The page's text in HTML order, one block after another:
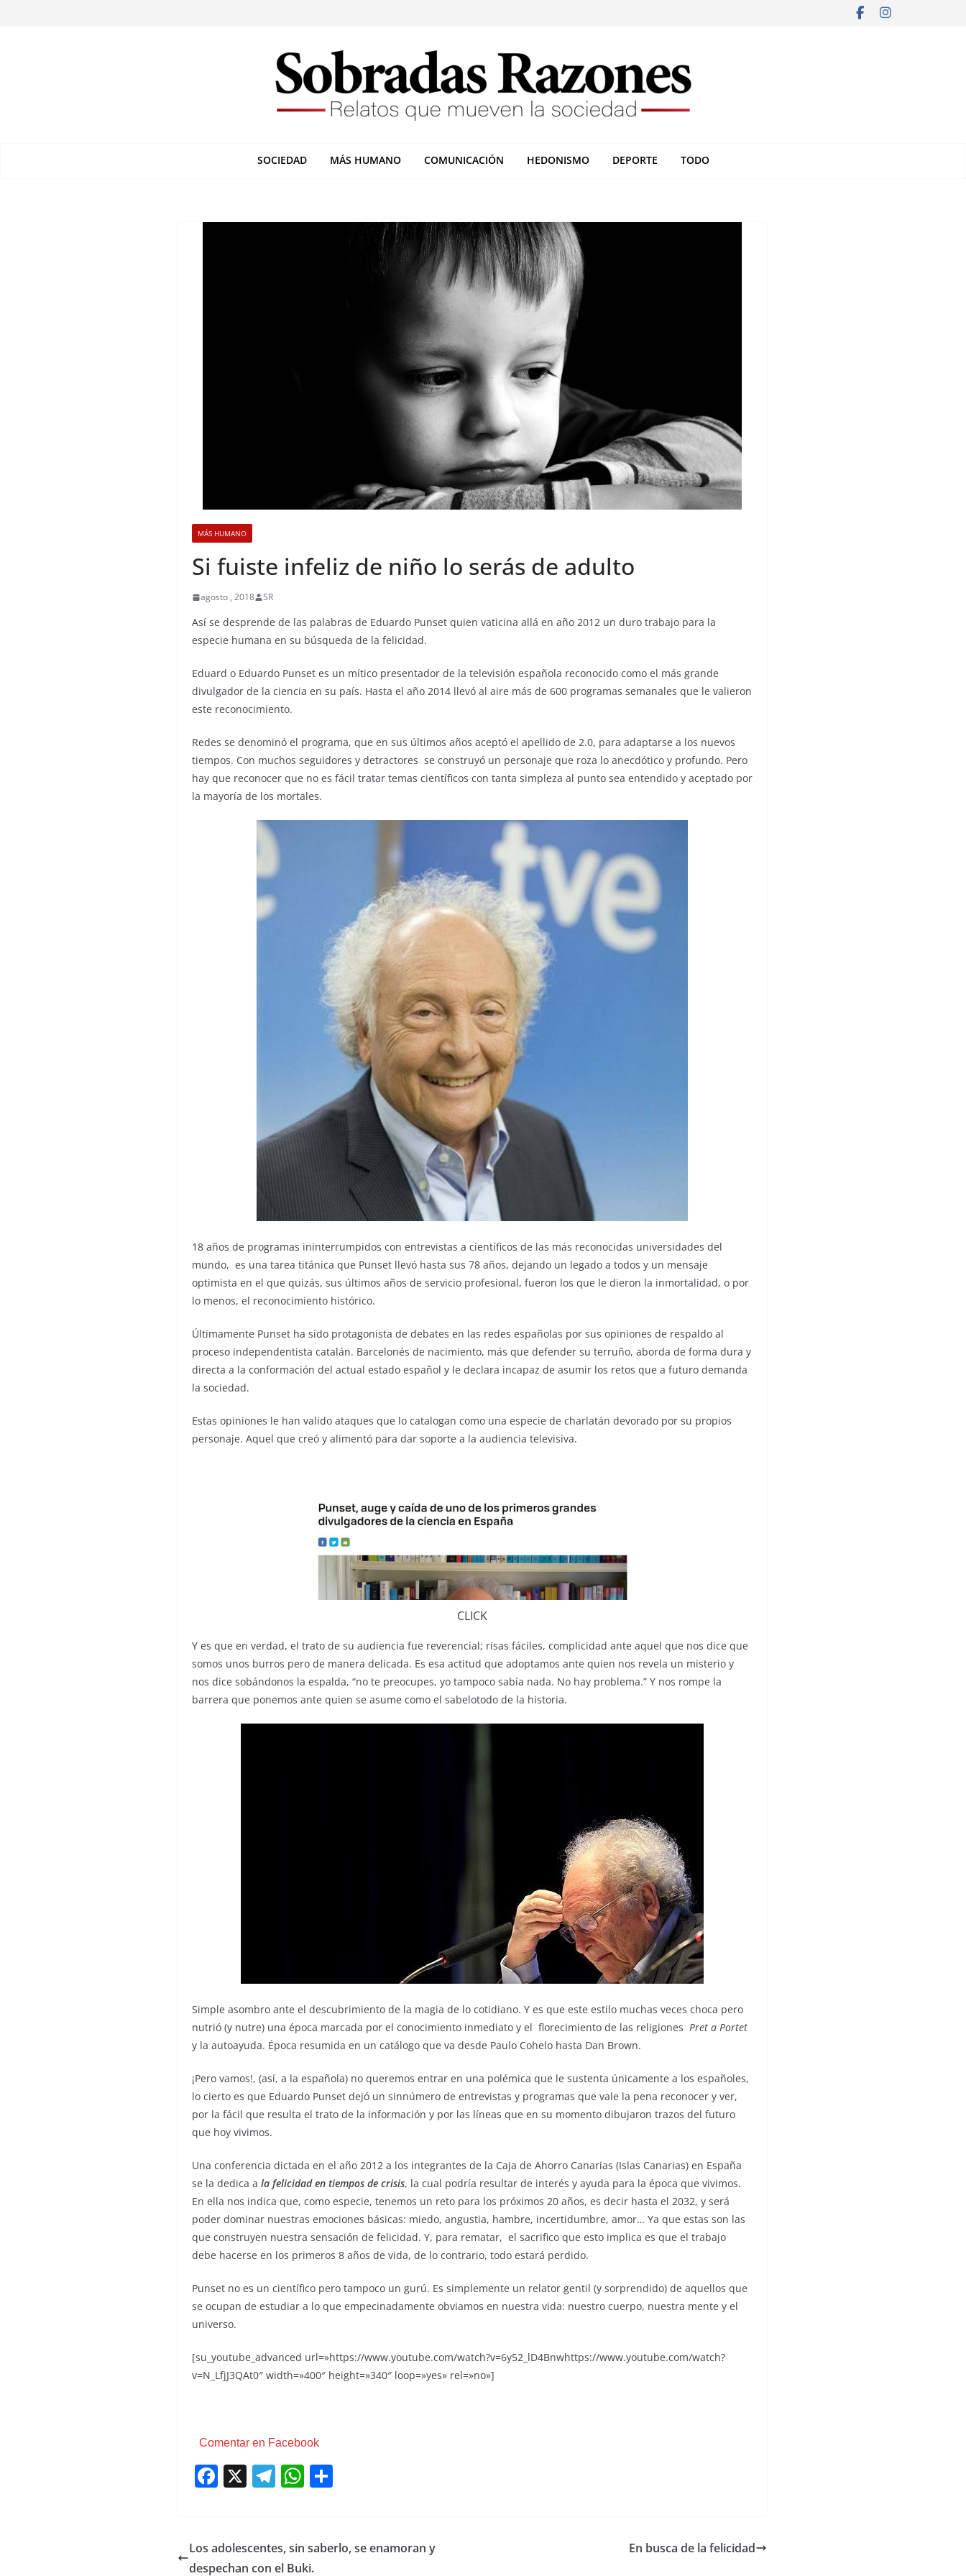
SOCIEDAD MÁS HUMANO COMUNICACIÓN HEDONISMO DEPORTE TODO
MÁS HUMANO
Si fuiste infeliz de niño lo serás de adulto
agosto , 2018 SR
Así se desprende de las palabras de Eduardo Punset quien vaticina allá en año 2012 un duro trabajo para la
especie humana en su búsqueda de la felicidad.
Eduard o Eduardo Punset es un mítico presentador de la televisión española reconocido como el más grande
divulgador de la ciencia en su país. Hasta el año 2014 llevó al aire más de 600 programas semanales que le valieron
este reconocimiento.
Redes se denominó el programa, que en sus últimos años aceptó el apellido de 2.0, para adaptarse a los nuevos
tiempos. Con muchos seguidores y detractores se construyó un personaje que roza lo anecdótico y profundo. Pero
hay que reconocer que no es fácil tratar temas científicos con tanta simpleza al punto sea entendido y aceptado por
la mayoría de los mortales.
18 años de programas ininterrumpidos con entrevistas a científicos de las más reconocidas universidades del
mundo, es una tarea titánica que Punset llevó hasta sus 78 años, dejando un legado a todos y un mensaje
optimista en el que quizás, sus últimos años de servicio profesional, fueron los que le dieron la inmortalidad, o por
lo menos, el reconocimiento histórico.
Últimamente Punset ha sido protagonista de debates en las redes españolas por sus opiniones de respaldo al
proceso independentista catalán. Barcelonés de nacimiento, más que defender su terruño, aborda de forma dura y
directa a la conformación del actual estado español y le declara incapaz de asumir los retos que a futuro demanda
la sociedad.
Estas opiniones le han valido ataques que lo catalogan como una especie de charlatán devorado por su propios
personaje. Aquel que creó y alimentó para dar soporte a la audiencia televisiva.
CLICK
Y es que en verdad, el trato de su audiencia fue reverencial; risas fáciles, complicidad ante aquel que nos dice que
somos unos burros pero de manera delicada. Es esa actitud que adoptamos ante quien nos revela un misterio y
nos dice sobándonos la espalda, “no te preocupes, yo tampoco sabía nada. No hay problema.” Y nos rompe la
barrera que ponemos ante quien se asume como el sabelotodo de la historia.
Simple asombro ante el descubrimiento de la magia de lo cotidiano. Y es que este estilo muchas veces choca pero
nutrió (y nutre) una época marcada por el conocimiento inmediato y el florecimiento de las religiones Pret a Portet
y la autoayuda. Época resumida en un catálogo que va desde Paulo Cohelo hasta Dan Brown.
¡Pero vamos!, (así, a la española) no queremos entrar en una polémica que le sustenta únicamente a los españoles,
lo cierto es que Eduardo Punset dejó un sinnúmero de entrevistas y programas que vale la pena reconocer y ver,
por la fácil que resulta el trato de la información y por las líneas que en su momento dibujaron trazos del futuro
que hoy vivimos.
Una conferencia dictada en el año 2012 a los integrantes de la Caja de Ahorro Canarias (Islas Canarias) en España
se la dedica a la felicidad en tiempos de crisis, la cual podría resultar de interés y ayuda para la época que vivimos.
En ella nos indica que, como especie, tenemos un reto para los próximos 20 años, es decir hasta el 2032, y será
poder dominar nuestras emociones básicas: miedo, angustia, hambre, incertidumbre, amor… Ya que estas son las
que construyen nuestra sensación de felicidad. Y, para rematar, el sacrifico que esto implica es que el trabajo
debe hacerse en los primeros 8 años de vida, de lo contrario, todo estará perdido.
Punset no es un científico pero tampoco un gurú. Es simplemente un relator gentil (y sorprendido) de aquellos que
se ocupan de estudiar a lo que empecinadamente obviamos en nuestra vida: nuestro cuerpo, nuestra mente y el
universo.
[su_youtube_advanced url=»https://www.youtube.com/watch?v=6y52_lD4Bnwhttps://www.youtube.com/watch?
v=N_LfjJ3QAt0″ width=»400″ height=»340″ loop=»yes» rel=»no»]
Comentar en Facebook
F
e
b
X T
gr
a
W
s
A
C
p
Los adolescentes, sin saberlo, se enamoran y
despechan con el Buki.
En busca de la felicidad